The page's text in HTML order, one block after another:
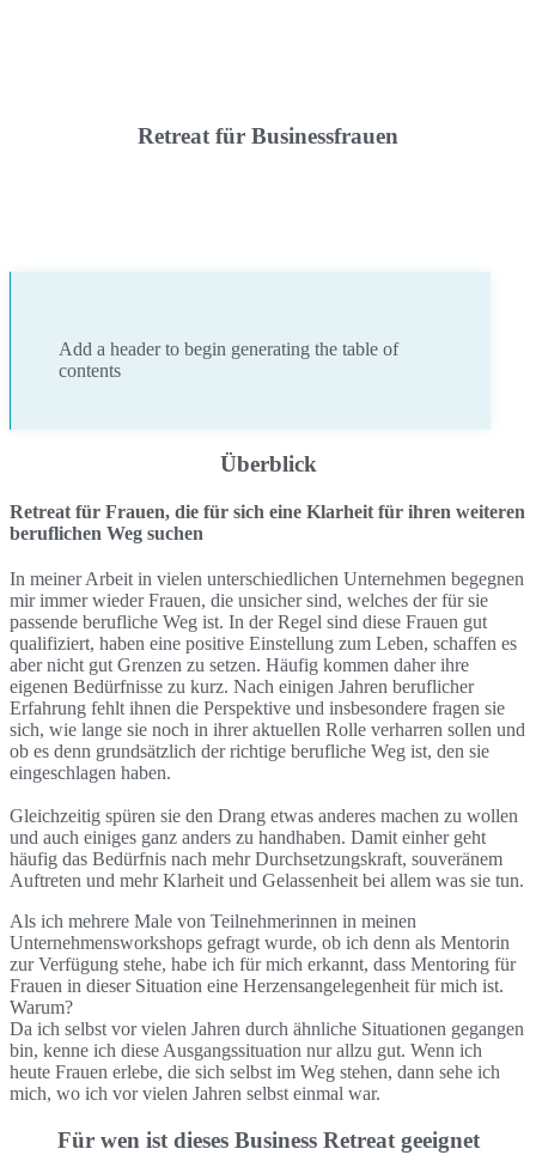
Retreat für Businessfrauen
Add a header to begin generating the table of
contents
Überblick
Retreat für Frauen, die für sich eine Klarheit für ihren weiteren
beruflichen Weg suchen
In meiner Arbeit in vielen unterschiedlichen Unternehmen begegnen
mir immer wieder Frauen, die unsicher sind, welches der für sie
passende berufliche Weg ist. In der Regel sind diese Frauen gut
qualifiziert, haben eine positive Einstellung zum Leben, schaffen es
aber nicht gut Grenzen zu setzen. Häufig kommen daher ihre
eigenen Bedürfnisse zu kurz. Nach einigen Jahren beruflicher
Erfahrung fehlt ihnen die Perspektive und insbesondere fragen sie
sich, wie lange sie noch in ihrer aktuellen Rolle verharren sollen und
ob es denn grundsätzlich der richtige berufliche Weg ist, den sie
eingeschlagen haben.
Gleichzeitig spüren sie den Drang etwas anderes machen zu wollen
und auch einiges ganz anders zu handhaben. Damit einher geht
häufig das Bedürfnis nach mehr Durchsetzungskraft, souveränem
Auftreten und mehr Klarheit und Gelassenheit bei allem was sie tun.
Als ich mehrere Male von Teilnehmerinnen in meinen
Unternehmensworkshops gefragt wurde, ob ich denn als Mentorin
zur Verfügung stehe, habe ich für mich erkannt, dass Mentoring für
Frauen in dieser Situation eine Herzensangelegenheit für mich ist.
Warum?
Da ich selbst vor vielen Jahren durch ähnliche Situationen gegangen
bin, kenne ich diese Ausgangssituation nur allzu gut. Wenn ich
heute Frauen erlebe, die sich selbst im Weg stehen, dann sehe ich
mich, wo ich vor vielen Jahren selbst einmal war.
Für wen ist dieses Business Retreat geeignet